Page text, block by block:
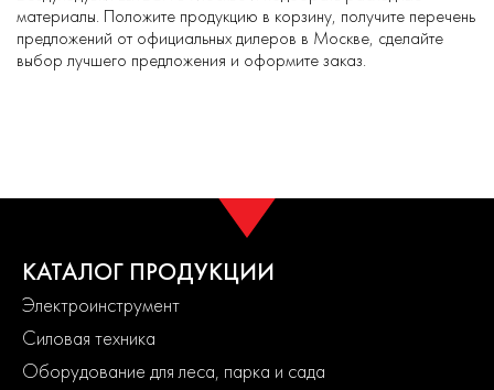
материалы. Положите продукцию в корзину, получите перечень
предложений от официальных дилеров в Москве, сделайте
выбор лучшего предложения и оформите заказ.
КАТАЛОГ ПРОДУКЦИИ
Электроинструмент
Силовая техника
Оборудование для леса, парка и сада